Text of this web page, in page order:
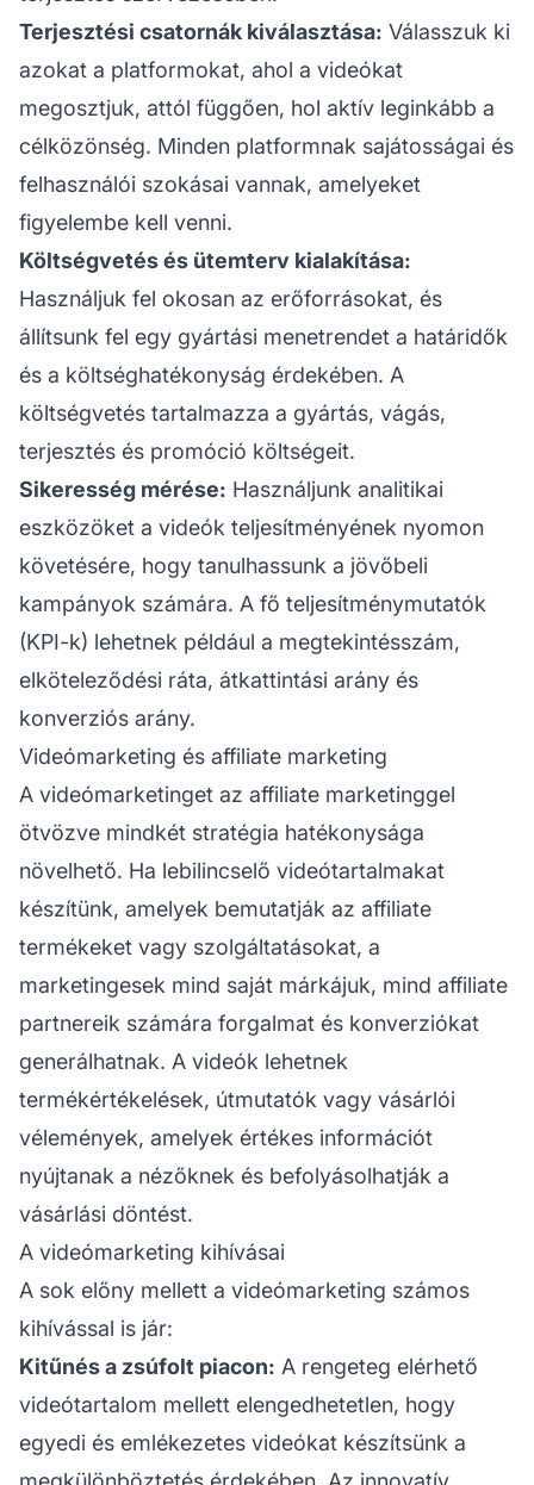
Terjesztési csatornák kiválasztása: Válasszuk ki
azokat a platformokat, ahol a videókat
megosztjuk, attól függően, hol aktív leginkább a
célközönség. Minden platformnak sajátosságai és
felhasználói szokásai vannak, amelyeket
figyelembe kell venni.
Költségvetés és ütemterv kialakítása:
Használjuk fel okosan az erőforrásokat, és
állítsunk fel egy gyártási menetrendet a határidők
és a költséghatékonyság érdekében. A
költségvetés tartalmazza a gyártás, vágás,
terjesztés és promóció költségeit.
Sikeresség mérése: Használjunk analitikai
eszközöket a videók teljesítményének nyomon
követésére, hogy tanulhassunk a jövőbeli
kampányok számára. A fő teljesítménymutatók
(KPI-k) lehetnek például a megtekintésszám,
elköteleződési ráta, átkattintási arány és
konverziós arány.
Videómarketing és affiliate marketing
A videómarketinget az affiliate marketinggel
ötvözve mindkét stratégia hatékonysága
növelhető. Ha lebilincselő videótartalmakat
készítünk, amelyek bemutatják az affiliate
termékeket vagy szolgáltatásokat, a
marketingesek mind saját márkájuk, mind affiliate
partnereik számára forgalmat és konverziókat
generálhatnak. A videók lehetnek
termékértékelések, útmutatók vagy vásárlói
vélemények, amelyek értékes információt
nyújtanak a nézőknek és befolyásolhatják a
vásárlási döntést.
A videómarketing kihívásai
A sok előny mellett a videómarketing számos
kihívással is jár:
Kitűnés a zsúfolt piacon: A rengeteg elérhető
videótartalom mellett elengedhetetlen, hogy
egyedi és emlékezetes videókat készítsünk a